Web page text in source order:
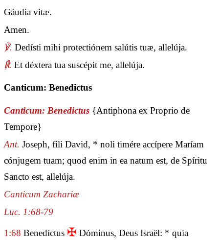
Gáudia vitæ.
Amen.
℣. Dedísti mihi protectiónem salútis tuæ, allelúja.
℟. Et déxtera tua suscépit me, allelúja.
Canticum: Benedictus
Canticum: Benedictus {Antiphona ex Proprio de
Tempore}
Ant. Joseph, fili David, * noli timére accípere Maríam
cónjugem tuam; quod enim in ea natum est, de Spíritu
Sancto est, allelúja.
Canticum Zachariæ
Luc. 1:68-79
1:68 Benedíctus ✠ Dóminus, Deus Israël: * quia